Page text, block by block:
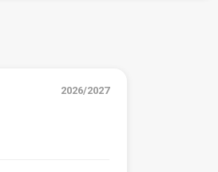
2026/2027